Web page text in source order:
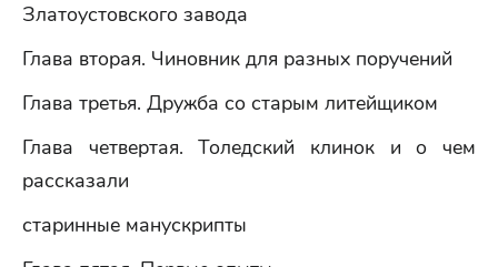
Златоустовского завода
Глава вторая. Чиновник для разных поручений
Глава третья. Дружба со старым литейщиком
Глава четвертая. Толедский клинок и о чем
рассказали
старинные манускрипты